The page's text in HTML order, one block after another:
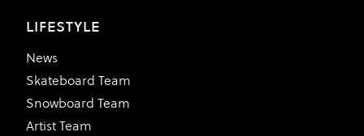
LIFESTYLE
News
Skateboard Team
Snowboard Team
Artist Team